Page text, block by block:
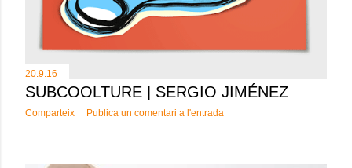
20.9.16
SUBCOOLTURE | SERGIO JIMÉNEZ
Comparteix Publica un comentari a l'entrada